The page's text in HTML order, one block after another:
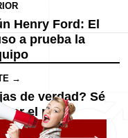
Henry Ford: El
a prueba la
→
de verdad? Sé
por el pan?